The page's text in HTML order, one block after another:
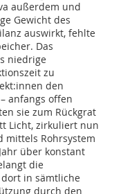
außerdem und
Gewicht des
auswirkt, fehlte
Das
niedrige
zu
den
anfangs offen
sie zum Rückgrat
Licht, zirkuliert nun
mittels Rohrsystem
über konstant
die
in sämtliche
durch den